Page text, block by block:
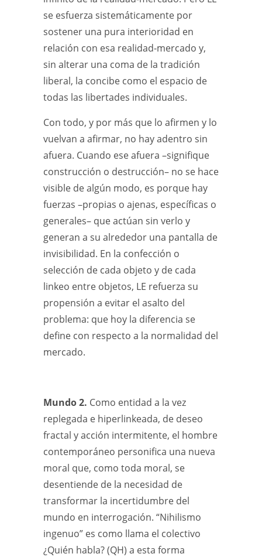
se esfuerza sistemáticamente por
sostener una pura interioridad en
relación con esa realidad-mercado y,
sin alterar una coma de la tradición
liberal, la concibe como el espacio de
todas las libertades individuales.
Con todo, y por más que lo afirmen y lo
vuelvan a afirmar, no hay adentro sin
afuera. Cuando ese afuera –signifique
construcción o destrucción– no se hace
visible de algún modo, es porque hay
fuerzas –propias o ajenas, específicas o
generales– que actúan sin verlo y
generan a su alrededor una pantalla de
invisibilidad. En la confección o
selección de cada objeto y de cada
linkeo entre objetos, LE refuerza su
propensión a evitar el asalto del
problema: que hoy la diferencia se
define con respecto a la normalidad del
mercado.
Mundo 2. Como entidad a la vez
replegada e hiperlinkeada, de deseo
fractal y acción intermitente, el hombre
contemporáneo personifica una nueva
moral que, como toda moral, se
desentiende de la necesidad de
transformar la incertidumbre del
mundo en interrogación. “Nihilismo
ingenuo” es como llama el colectivo
¿Quién habla? (QH) a esta forma